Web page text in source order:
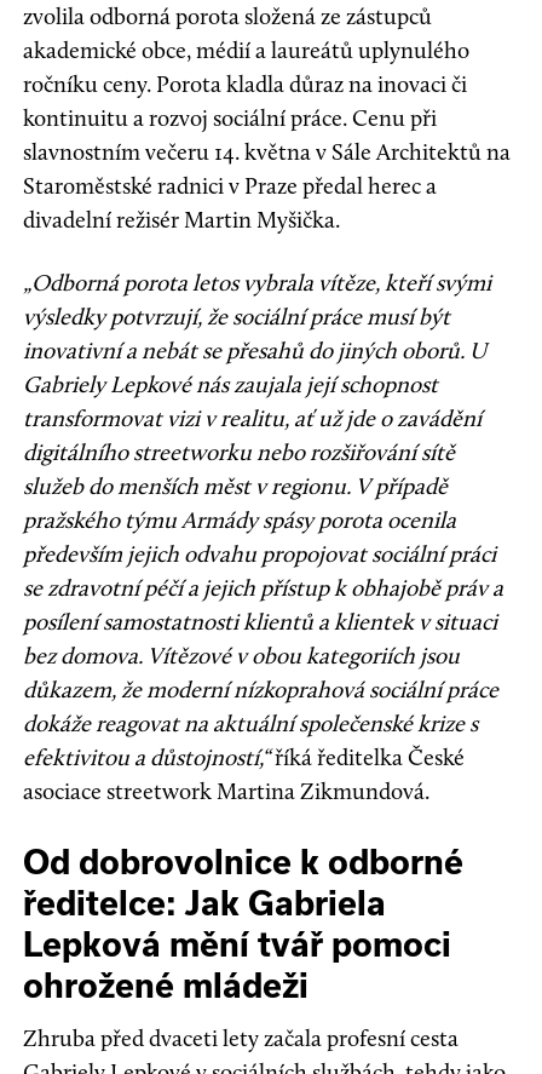
zvolila odborná porota složená ze zástupců
akademické obce, médií a laureátů uplynulého
ročníku ceny. Porota kladla důraz na inovaci či
kontinuitu a rozvoj sociální práce. Cenu při
slavnostním večeru 14. května v Sále Architektů na
Staroměstské radnici v Praze předal herec a
divadelní režisér Martin Myšička.
„Odborná porota letos vybrala vítěze, kteří svými
výsledky potvrzují, že sociální práce musí být
inovativní a nebát se přesahů do jiných oborů. U
Gabriely Lepkové nás zaujala její schopnost
transformovat vizi v realitu, ať už jde o zavádění
digitálního streetworku nebo rozšiřování sítě
služeb do menších měst v regionu. V případě
pražského týmu Armády spásy porota ocenila
především jejich odvahu propojovat sociální práci
se zdravotní péčí a jejich přístup k obhajobě práv a
posílení samostatnosti klientů a klientek v situaci
bez domova. Vítězové v obou kategoriích jsou
důkazem, že moderní nízkoprahová sociální práce
dokáže reagovat na aktuální společenské krize s
efektivitou a důstojností,“říká ředitelka České
asociace streetwork Martina Zikmundová.
Od dobrovolnice k odborné
ředitelce: Jak Gabriela
Lepková mění tvář pomoci
ohrožené mládeži
Zhruba před dvaceti lety začala profesní cesta